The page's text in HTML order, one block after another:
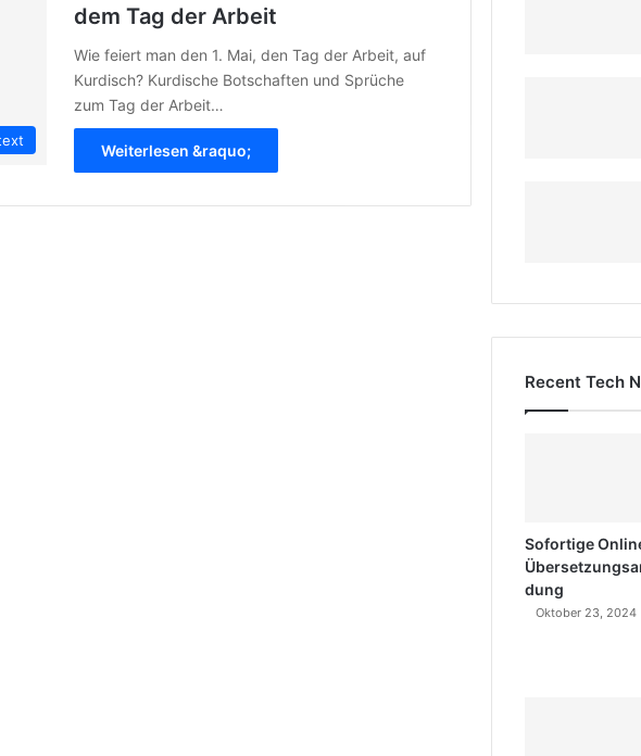
dem Tag der Arbeit
Wie feiert man den 1. Mai, den Tag der Arbeit, auf
Kurdisch? Kurdische Botschaften und Sprüche
zum Tag der Arbeit…
Weiterlesen &raquo;
Recent Tech
Sofortige
dung
Oktober 23, 2024